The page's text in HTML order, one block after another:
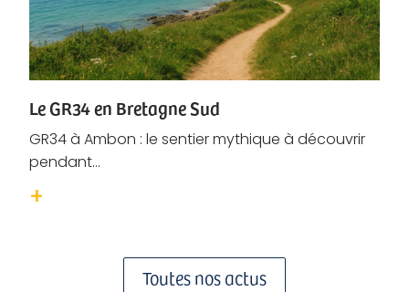
Le GR34 en Bretagne Sud
GR34 à Ambon : le sentier mythique à découvrir
pendant...
Toutes nos actus